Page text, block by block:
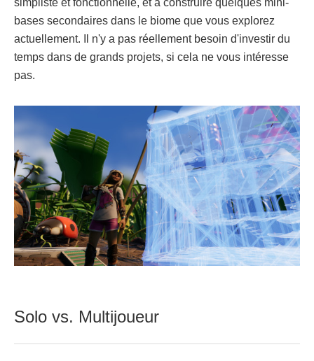
bases secondaires dans le biome que vous explorez
actuellement. Il n'y a pas réellement besoin d'investir du
temps dans de grands projets, si cela ne vous intéresse
pas.
Solo vs. Multijoueur